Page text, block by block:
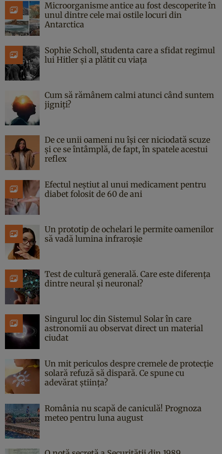
Microorganisme antice au fost descoperite în
unul dintre cele mai ostile locuri din
Antarctica
Sophie Scholl, studenta care a sfidat regimul
lui Hitler și a plătit cu viața
Cum să rămânem calmi atunci când suntem
jigniți?
De ce unii oameni nu își cer niciodată scuze
și ce se întâmplă, de fapt, în spatele acestui
reflex
Efectul neștiut al unui medicament pentru
diabet folosit de 60 de ani
Un prototip de ochelari le permite oamenilor
să vadă lumina infraroșie
Test de cultură generală. Care este diferența
dintre neural și neuronal?
Singurul loc din Sistemul Solar în care
astronomii au observat direct un material
ciudat
Un mit periculos despre cremele de protecție
solară refuză să dispară. Ce spune cu
adevărat știința?
România nu scapă de caniculă! Prognoza
meteo pentru luna august